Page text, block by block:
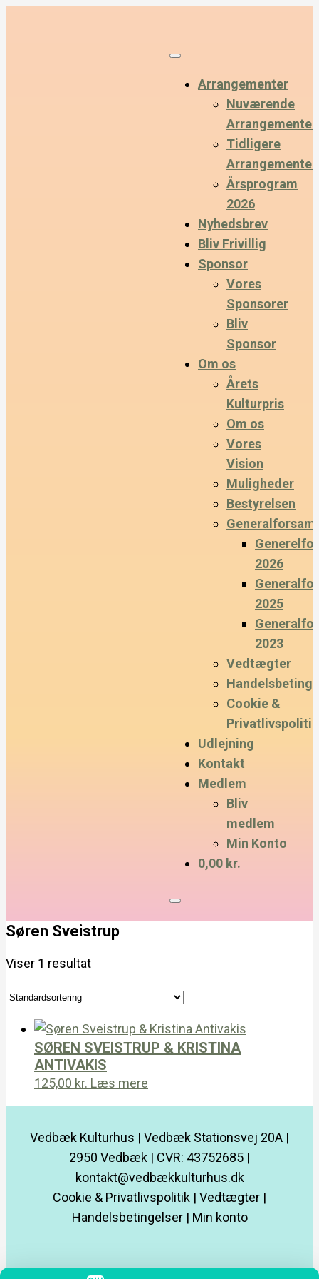
Arrangementer
Nuværende
Arrangementer
Tidligere
Arrangementer
Årsprogram
2026
Nyhedsbrev
Bliv Frivillig
Sponsor
Vores
Sponsorer
Bliv
Sponsor
Om os
Årets
Kulturpris
Om os
Vores
Vision
Muligheder
Bestyrelsen
2026
2025
2023
Vedtægter
Cookie &
Privatlivspolitik
Udlejning
Kontakt
Medlem
Bliv
medlem
Min Konto
0,00 kr.
Søren Sveistrup
Viser 1 resultat
SØREN SVEISTRUP & KRISTINA
ANTIVAKIS
125,00 kr. Læs mere
Vedbæk Kulturhus | Vedbæk Stationsvej 20A |
2950 Vedbæk | CVR: 43752685 |
kontakt@vedbækkulturhus.dk
Cookie & Privatlivspolitik | Vedtægter |
Handelsbetingelser| Min konto